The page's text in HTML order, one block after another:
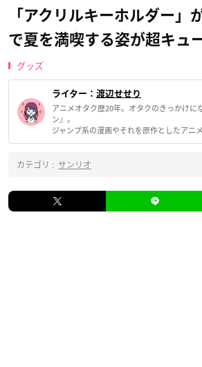
「アクリルキーホルダー」
で夏を満喫する姿が超キュ
グッズ
ライター： 渡辺せせり
アニメオタク歴20年。オタクのきっかけに
ン』。
ジャンプ系の漫画やそれを原作としたアニ
カテゴリ : サンリオ